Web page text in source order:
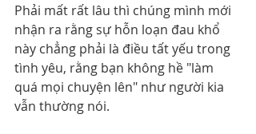
Phải mất rất lâu thì chúng mình mới
nhận ra rằng sự hỗn loạn đau khổ
này chẳng phải là điều tất yếu trong
tình yêu, rằng bạn không hề "làm
quá mọi chuyện lên" như người kia
vẫn thường nói.